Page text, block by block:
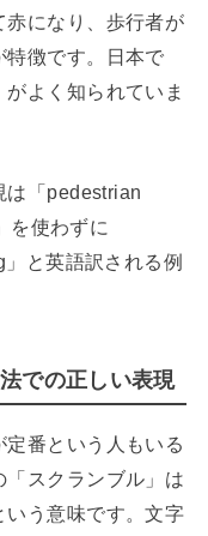
赤になり、歩行者が
特徴です。日本で
よく知られていま
は「pedestrian
を使わずに
と英語訳される例
での正しい表現
番という人もいる
スクランブル」は
いう意味です。文字